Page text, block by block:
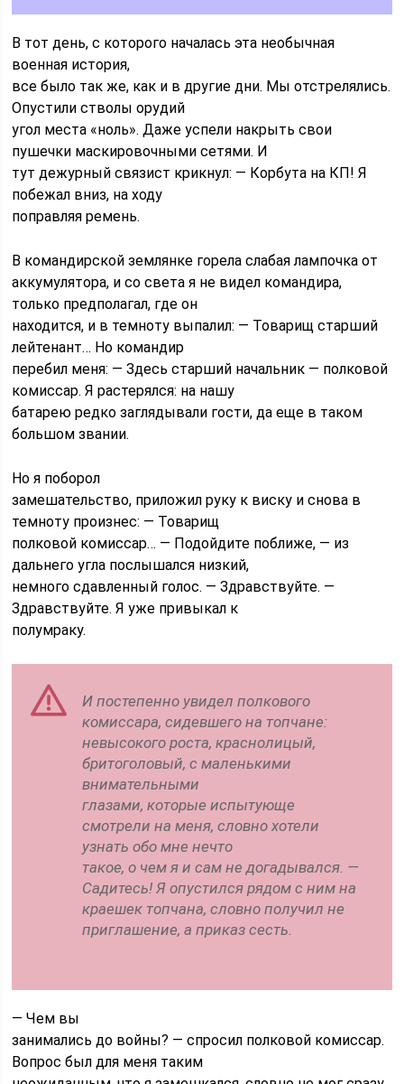
В тот день, с которого началась эта необычная
военная история,
все было так же, как и в другие дни. Мы отстрелялись.
Опустили стволы орудий
угол места «ноль». Даже успели накрыть свои
пушечки маскировочными сетями. И
тут дежурный связист крикнул: — Корбута на КП! Я
побежал вниз, на ходу
поправляя ремень.
В командирской землянке горела слабая лампочка от
аккумулятора, и со света я не видел командира,
только предполагал, где он
находится, и в темноту выпалил: — Товарищ старший
лейтенант… Но командир
перебил меня: — Здесь старший начальник — полковой
комиссар. Я растерялся: на нашу
батарею редко заглядывали гости, да еще в таком
большом звании.
Но я поборол
замешательство, приложил руку к виску и снова в
темноту произнес: — Товарищ
полковой комиссар… — Подойдите поближе, — из
дальнего угла послышался низкий,
немного сдавленный голос. — Здравствуйте. —
Здравствуйте. Я уже привыкал к
полумраку.
И постепенно увидел полкового
комиссара, сидевшего на топчане:
невысокого роста, краснолицый,
бритоголовый, с маленькими
внимательными
глазами, которые испытующе
смотрели на меня, словно хотели
узнать обо мне нечто
такое, о чем я и сам не догадывался. —
Садитесь! Я опустился рядом с ним на
краешек топчана, словно получил не
приглашение, а приказ сесть.
— Чем вы
занимались до войны? — спросил полковой комиссар.
Вопрос был для меня таким